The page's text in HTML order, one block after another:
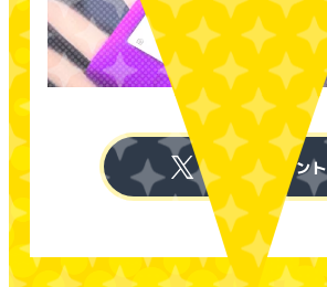
X公式アカウント